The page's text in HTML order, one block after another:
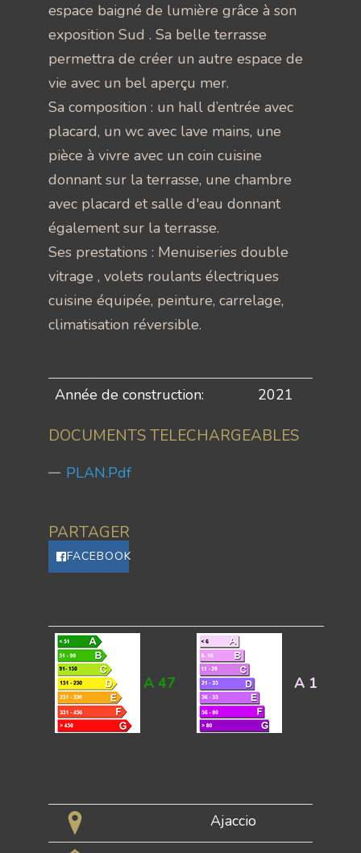
espace baigné de lumière grâce à son
exposition Sud . Sa belle terrasse
permettra de créer un autre espace de
vie avec un bel aperçu mer.
Sa composition : un hall d’entrée avec
placard, un wc avec lave mains, une
pièce à vivre avec un coin cuisine
donnant sur la terrasse, une chambre
avec placard et salle d'eau donnant
également sur la terrasse.
Ses prestations : Menuiseries double
vitrage , volets roulants électriques
cuisine équipée, peinture, carrelage,
climatisation réversible.
Année de construction: 2021
DOCUMENTS TELECHARGEABLES
PLAN.pdf
PARTAGER
FACEBOOK
A 47 A 1
Ajaccio